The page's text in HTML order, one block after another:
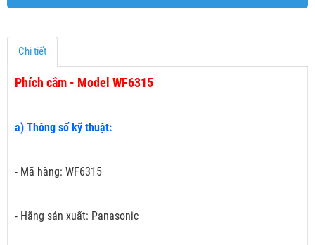
Chi tiết
Phích cắm - Model WF6315
a) Thông số kỹ thuật:
- Mã hàng: WF6315
- Hãng sản xuất: Panasonic